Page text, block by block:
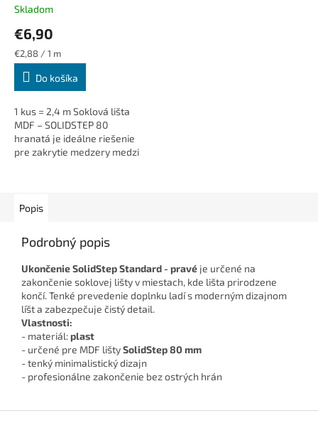
Skladom
€6,90
Jednotková
cena:
€2,88 / 1 m
Do košíka
1 kus = 2,4 m Soklová lišta
MDF – SOLIDSTEP 80
hranatá je ideálne riešenie
pre zakrytie medzery medzi
Popis
Podrobný popis
Ukončenie SolidStep Standard - pravé je určené na
zakončenie soklovej lišty v miestach, kde lišta prirodzene
končí. Tenké prevedenie doplnku ladí s moderným dizajnom
líšt a zabezpečuje čistý detail.
Vlastnosti:
- materiál:plast
- určené pre MDF lištySolidStep 80 mm
- tenký minimalistický dizajn
- profesionálne zakončenie bez ostrých hrán